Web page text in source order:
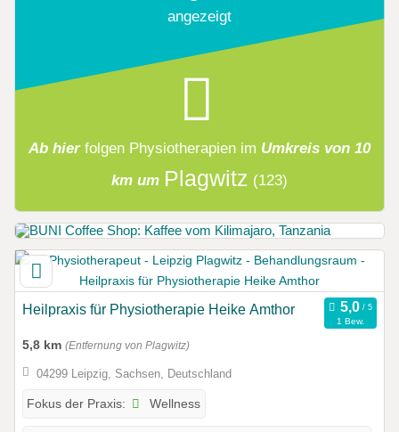
angezeigt
Ab hier folgen Physiotherapien im Umkreis von 10
km um Plagwitz (123)
Heilpraxis für Physiotherapie Heike Amthor
1 Bew.
5,8 km (Entfernung von Plagwitz)
04299 Leipzig, Sachsen, Deutschland
Fokus der Praxis: Wellness